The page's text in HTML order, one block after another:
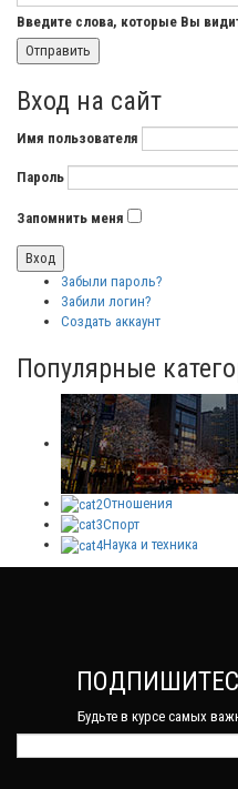
Введите слова, которые Вы
Вход на сайт
Имя пользователя
Пароль
Запомнить меня
Забыли пароль?
Забили логин?
Создать аккаунт
Популярные
Отношения
Спорт
Наука и техника
Будьте в курсе самых